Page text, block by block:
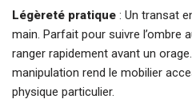
Légèreté pratique : Un transat
main. Parfait pour suivre l’ombre
ranger rapidement avant un
manipulation rend le mobilier
physique particulier.